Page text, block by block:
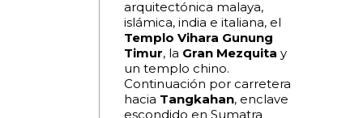
arquitectónica malaya,
islámica, india e italiana, el
Templo Vihara Gunung
Timur, la Gran Mezquita y
un templo chino.
Continuación por carretera
hacia Tangkahan, enclave
escondido en Sumatra